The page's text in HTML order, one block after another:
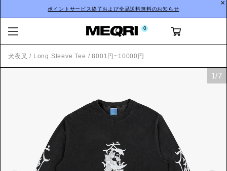
ポイントサービス終了および全品送料無料のお知らせ
0
犬夜叉 / Long Sleeve Tee /8001円~10000円
1/7